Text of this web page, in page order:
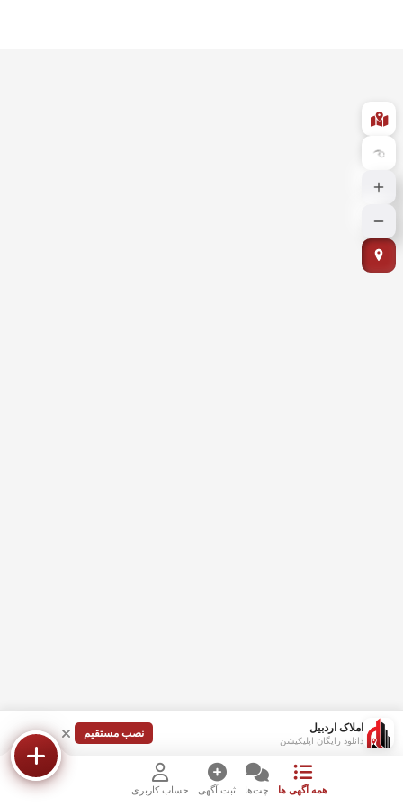
املاک اردبیل
دانلود رایگان اپلیکیشن
نصب مستقیم
همه آگهی ها چت‌ها ثبت آگهی حساب کاربری